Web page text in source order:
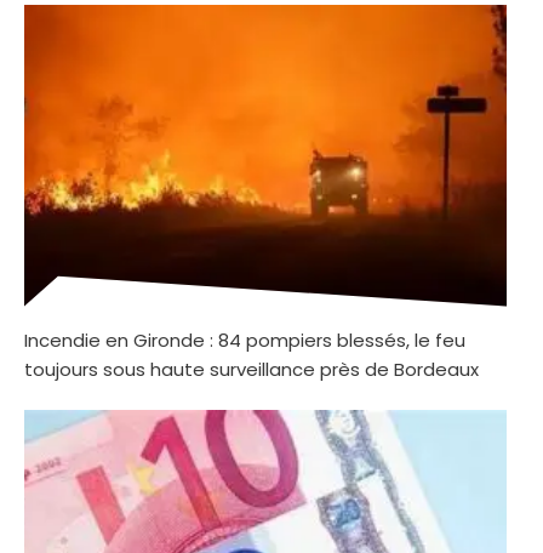
Incendie en Gironde : 84 pompiers blessés, le feu
toujours sous haute surveillance près de Bordeaux